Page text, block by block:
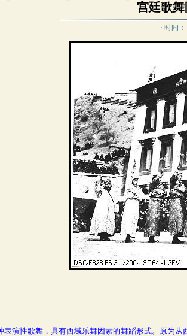
宫廷歌舞
· 时间
演性歌舞，具有西域乐舞因素的舞蹈形式。原为